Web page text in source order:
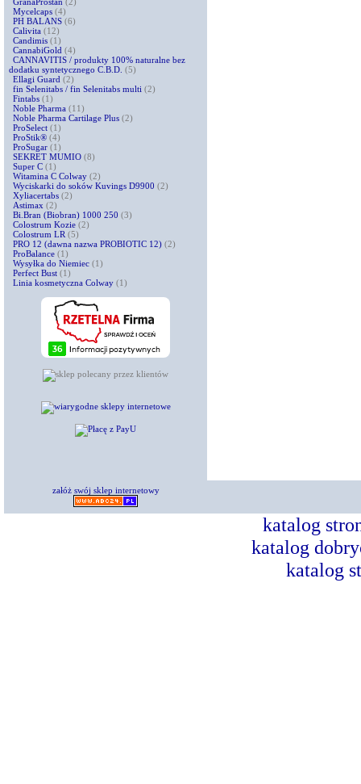
Mycelcaps (4)
PH BALANS (6)
Calivita (12)
Candimis (1)
CannabiGold (4)
CANNAVITIS / produkty 100% naturalne bez
dodatku syntetycznego C.B.D. (5)
Ellagi Guard (2)
fin Selenitabs / fin Selenitabs multi (2)
Fintabs (1)
Noble Pharma (11)
Noble Pharma Cartilage Plus (2)
ProSelect (1)
ProStik® (4)
ProSugar (1)
SEKRET MUMIO (8)
Super C (1)
Witamina C Colway (2)
Wyciskarki do soków Kuvings D9900 (2)
Xyliacertabs (2)
Astimax (2)
Bi.Bran (Biobran) 1000 250 (3)
Colostrum Kozie (2)
Colostrum LR (5)
PRO 12 (dawna nazwa PROBIOTIC 12) (2)
ProBalance (1)
Wysyłka do Niemiec (1)
Perfect Bust (1)
Linia kosmetyczna Colway (1)
załóż swój sklep internetowy
katalog
katalog
katalog